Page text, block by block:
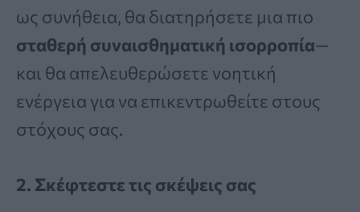
ως συνήθεια, θα διατηρήσετε μια πιο
σταθερή συναισθηματική ισορροπία—
και θα απελευθερώσετε νοητική
ενέργεια για να επικεντρωθείτε στους
στόχους σας.
2. Σκέφτεστε τις σκέψεις σας